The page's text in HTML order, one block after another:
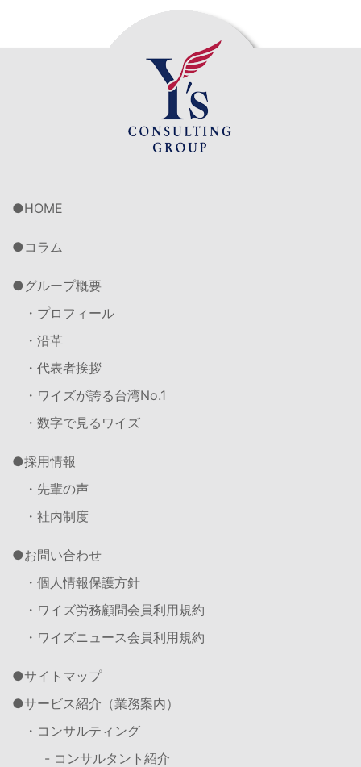
HOME
コラム
グループ概要
・プロフィール
・沿革
・代表者挨拶
・ワイズが誇る台湾No.1
・数字で見るワイズ
採用情報
・先輩の声
・社内制度
お問い合わせ
・個人情報保護方針
・ワイズ労務顧問会員利用規約
・ワイズニュース会員利用規約
サイトマップ
サービス紹介（業務案内）
・コンサルティング
- コンサルタント紹介